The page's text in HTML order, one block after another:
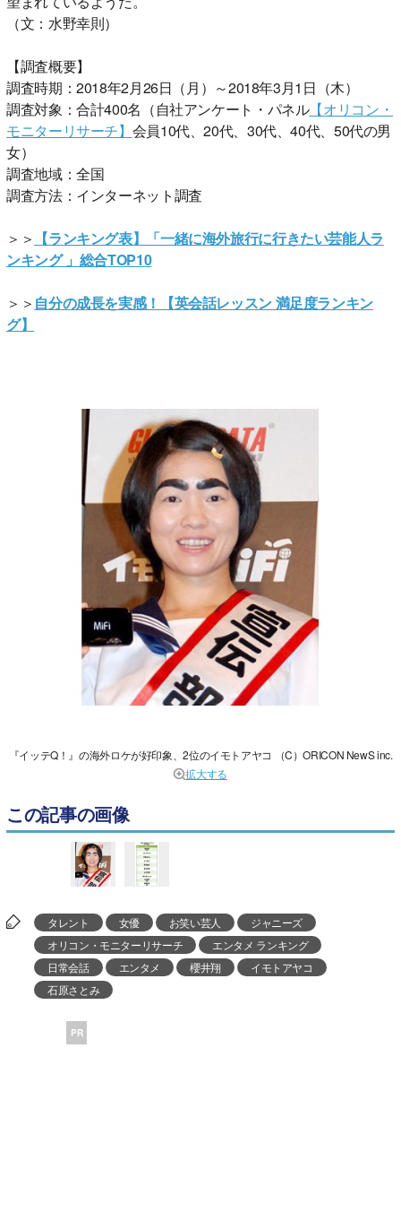
（文：水野幸則）
【調査概要】
調査時期：2018年2月26日（月）～2018年3月1日（木）
調査対象：合計400名（自社アンケート・パネル【オリコン・
モニターリサーチ】 会員10代、20代、30代、40代、50代の男
女）
調査地域：全国
調査方法：インターネット調査
＞＞ 【ランキング表】「一緒に海外旅行に行きたい芸能人ラ
ンキング 」総合TOP10
＞＞ 自分の成長を実感！【英会話レッスン 満足度ランキン
グ】
『イッテQ！』の海外ロケが好印象、2位のイモトアヤコ （C）ORICON NewS inc.
拡大する
この記事の画像
タレント 女優 お笑い芸人
ジャニーズ
オリコン・モニターリサーチ
エンタメ ランキング
日常会話
エンタメ 櫻井翔
イモトアヤコ
石原さとみ
PR